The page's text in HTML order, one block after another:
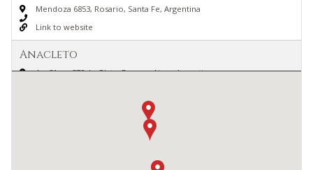
Mendoza 6853, Rosario, Santa Fe, Argentina
Link to website
Anacleto
Av. 31 no 372, La Plata, Buenos Aires, Argentina
French 7460, S2007 Rosario, Santa Fe, Argentina